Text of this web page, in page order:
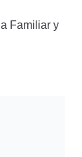
Familiar y